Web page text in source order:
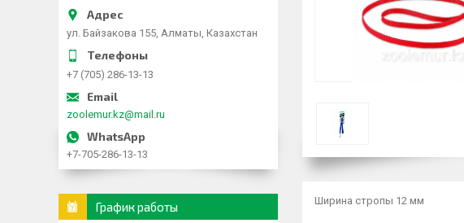
Ширина стропы 12 мм
ул. Байзакова 155, Алматы, Казахстан
+7 (705) 286-13-13
zoolemur.kz@mail.ru
+7-705-286-13-13
График работы